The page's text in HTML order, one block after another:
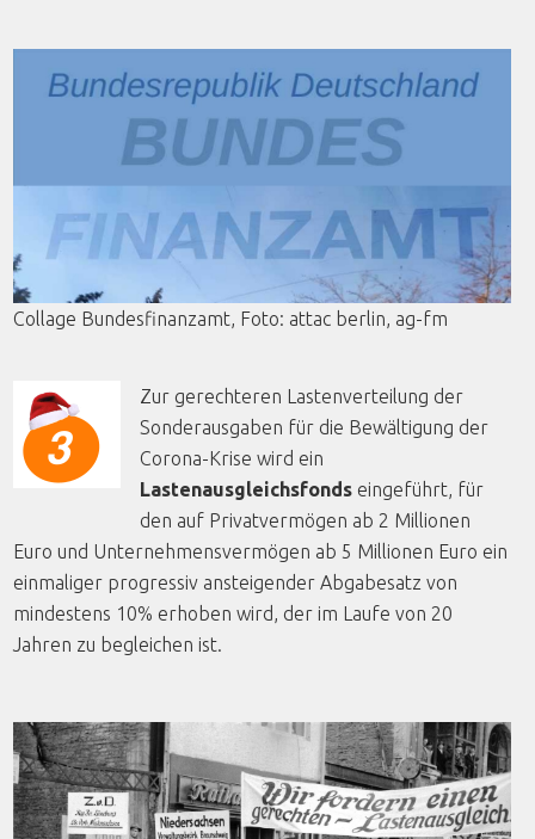
Collage Bundesfinanzamt, Foto: attac berlin, ag-fm
Zur gerechteren Lastenverteilung der
Sonderausgaben für die Bewältigung der
Corona-Krise wird ein
Lastenausgleichsfonds eingeführt, für
den auf Privatvermögen ab 2 Millionen
Euro und Unternehmensvermögen ab 5 Millionen Euro ein
einmaliger progressiv ansteigender Abgabesatz von
mindestens 10% erhoben wird, der im Laufe von 20
Jahren zu begleichen ist.